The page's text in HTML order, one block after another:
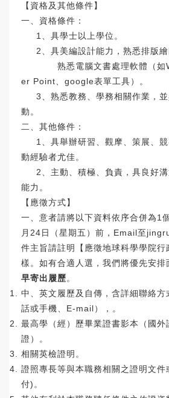
【資格及其他條件】
一、資格條件：
1、具學士以上學位。
2、具美編設計能力，熟悉排版繪
熟悉電腦文書處理軟體（如
er Point、google表單工具）。
3、熟悉教務、學務相關作業，並
動。
二、其他條件：
1、具舉辦研習、觀摩、策展、競
動經驗者尤佳。
2、主動、積極、負責，具良好溝
能力。
【應徵方式】
一、意者請將以下資料依序合併為1
月24日（星期五）前，Email至
件主旨請註明【應徵地球科學學院
樣。如有合適人選，我們將優先安排
早寄出履歷。
中、英文履歷及自傳，含詳細聯絡方
話或手機、E-mail），。
最高學（經）歷畢業證書影本（國外
證）。
相關英檢證明。
證照專長等與本職務相關之證明文
付)。